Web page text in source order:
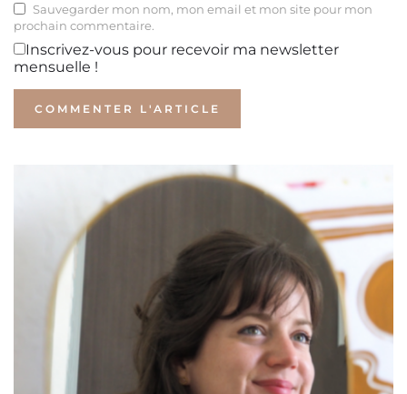
Sauvegarder mon nom, mon email et mon site pour mon
prochain commentaire.
Inscrivez-vous pour recevoir ma newsletter
mensuelle !